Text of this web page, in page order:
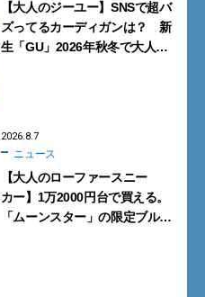
【大人のジーユー】SNSで超バ
ズってるカーディガンは？ 新
生「GU」2026年秋冬で大人メ
2026.8.7
ニュース
【大人のローファースニー
カー】1万2000円台で買える。
「ムーンスター」の限定ブルー